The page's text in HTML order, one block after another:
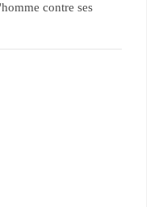
contre ses